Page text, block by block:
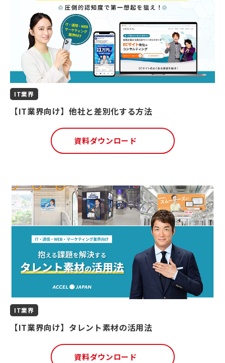
IT業界
【IT業界向け】他社と差別化する方法
資料ダウンロード
IT業界
【IT業界向け】タレント素材の活用法
資料ダウンロード